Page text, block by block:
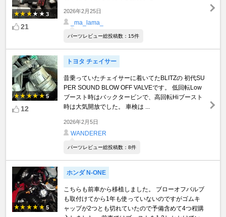
3
21
2026年2月25日
_ma_lama_
パーツレビュー総投稿数：15件
5
12
トヨタ チェイサー
昔乗っていたチェイサーに着いてたBLITZの 初代SU
PER SOUND BLOW OFF VALVEです。 低回転Low
ブースト時はバックタービンで、高回転Hiブースト
時は大気開放でした。 車検は ...
2026年2月5日
WANDERER
パーツレビュー総投稿数：8件
5
ホンダ N-ONE
こちらも前車から移植しました。 ブローオフバルブ
も取付けてから1年も使っていないのですがゴムキ
ャップが2つとも切れていたので予備含めて4つ程購